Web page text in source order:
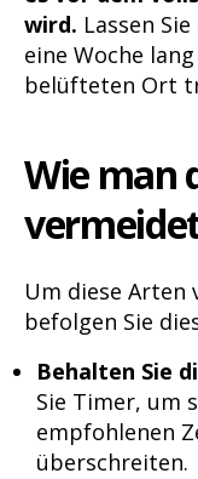
wird. Lassen
eine Woche
belüfteten Ort
Wie man
Um diese Arten
befolgen Sie
Behalten Sie
Sie Timer, um
empfohlenen
überschreiten.